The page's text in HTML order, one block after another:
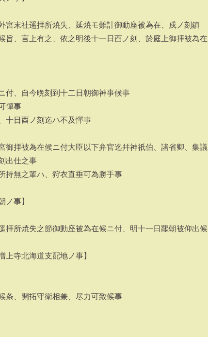
宮末社遥拝所焼失、延焼モ難計御動座被為在、戍ノ刻鎮
旨、言上有之、依之明後十一日酉ノ刻、於庭上御拝被為在
付、自今晩刻到十二日朝御神事候事
憚事
十日酉ノ刻迄ハ不及憚事
御拝被為在候ニ付大臣以下弁官迄幷神祇伯、諸省卿、集議
出仕之事
持無之輩ハ、狩衣直垂可為勝手事
ノ事】
拝所焼失之節御動座被為在候ニ付、明十一日罷朝被仰出候
上寺北海道支配地ノ事】
条、開拓守衛相兼、尽力可致候事